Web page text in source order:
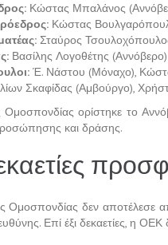
Κώστας Μπαλάνος
Κώστας
Σταύρος
Βασίλης Λογοθέτης (Αννόβερο)
Έ. Νάστου (Μόναχο),
Σκαφίδας (Αμβούργο),
ορίστηκε το
και δράσης.
Ομοσπονδίας δεν αποτέλεσε
Επί έξι δεκαετίες, η ΟΕΚ